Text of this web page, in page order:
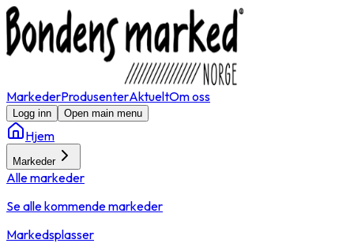
MarkederProdusenterAktueltOm oss
Logg inn Open main menu
Hjem
Markeder
Alle markeder
Se alle kommende markeder
Markedsplasser